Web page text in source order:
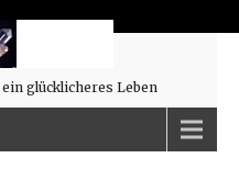
glücklicheres Leben